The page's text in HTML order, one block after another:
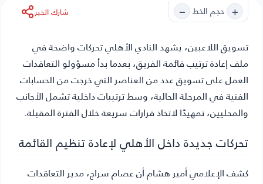
+ حجم الخط − شارك الخبر
تسويق اللاعبين، يشهد النادي الأهلي تحركات واضحة في
ملف إعادة ترتيب قائمة الفريق، بعدما بدأ مسؤولو التعاقدات
العمل على تسويق عدد من العناصر التي خرجت من الحسابات
الفنية في المرحلة الحالية، وسط ترتيبات داخلية تشمل الأجانب
والمحليين، تمهيدًا لاتخاذ قرارات سريعة خلال الفترة المقبلة.
تحركات جديدة داخل الأهلي لإعادة تنظيم القائمة
كشف الإعلامي أمير هشام أن عصام سراج، مدير التعاقدات